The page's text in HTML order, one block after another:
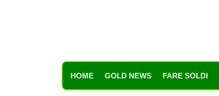
HOME GOLD NEWS FARE SOLDI